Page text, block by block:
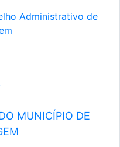
Administrativo de
MUNICÍPIO DE